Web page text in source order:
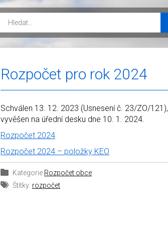
Rozpočet pro rok 2024
Schválen 13. 12. 2023 (Usnesení č. 23/ZO/121),
vyvěšen na úřední desku dne 10. 1. 2024.
Rozpočet 2024
Rozpočet 2024 – položky KEO
Kategorie Rozpočet obce
Štítky: rozpočet